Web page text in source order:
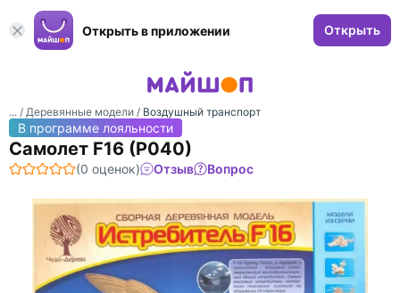
Открыть в приложении Открыть
... / Деревянные модели / Воздушный транспорт
В программе лояльности
Самолет F16 (P040)
(0 оценок) Отзыв Вопрос